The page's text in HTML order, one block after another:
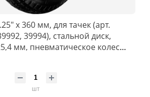
х 360 мм, для тачек (арт.
39994), стальной диск,
мм, пневматическое колесо
шт